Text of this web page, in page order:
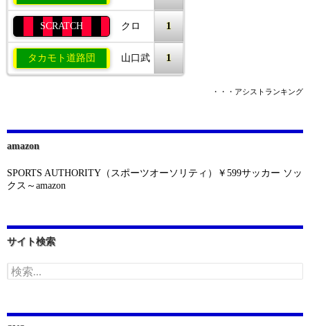
SCRATCH クロ 1
タカモト道路団 山口武 1
・・・アシストランキング
amazon
SPORTS AUTHORITY（スポーツオーソリティ）￥599サッカー ソッ
クス～amazon
サイト検索
検
索: